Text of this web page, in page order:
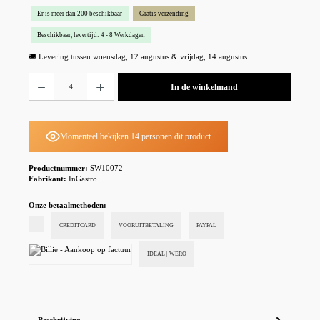
Er is meer dan 200 beschikbaar Gratis verzending
Beschikbaar, levertijd: 4 - 8 Werkdagen
🚚 Levering tussen woensdag, 12 augustus & vrijdag, 14 augustus
In de winkelmand
Momenteel bekijken 14 personen dit product
Productnummer: SW10072
Fabrikant: InGastro
Onze betaalmethoden:
CREDITCARD VOORUITBETALING PAYPAL
IDEAL | WERO